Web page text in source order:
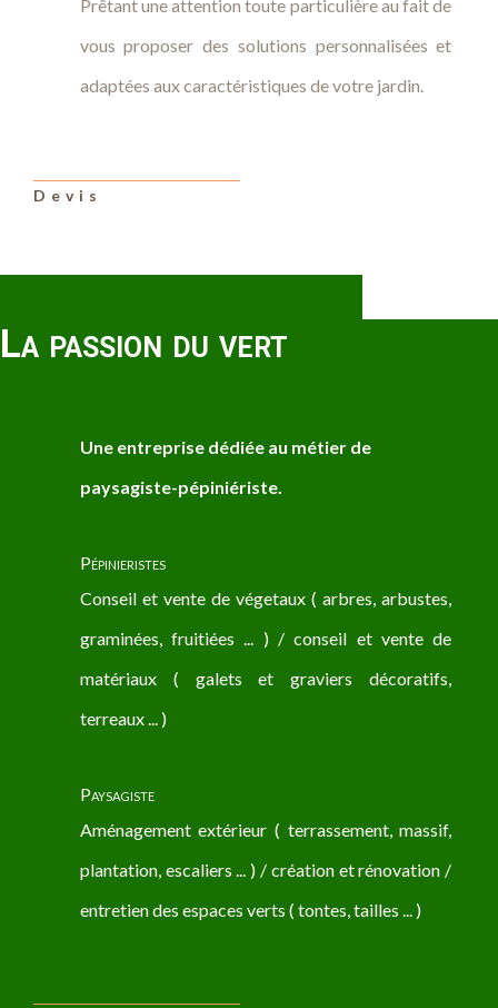
Prêtant une attention toute particulière au fait de
vous proposer des solutions personnalisées et
adaptées aux caractéristiques de votre jardin.
Devis
La passion du vert
Une entreprise dédiée au métier de
paysagiste-pépiniériste.
Pépinieristes
Conseil et vente de végetaux ( arbres, arbustes,
graminées, fruitiées ... ) / conseil et vente de
matériaux ( galets et graviers décoratifs,
terreaux ... )
Paysagiste
Aménagement extérieur ( terrassement, massif,
plantation, escaliers ... ) / création et rénovation /
entretien des espaces verts ( tontes, tailles ... )